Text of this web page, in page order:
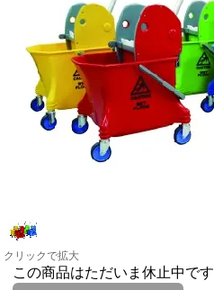
クリックで拡大
この商品はただいま休止中です